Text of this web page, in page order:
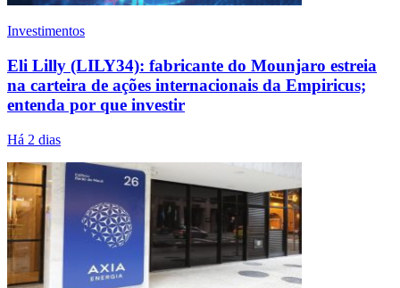
Investimentos
Eli Lilly (LILY34): fabricante do Mounjaro estreia
na carteira de ações internacionais da Empiricus;
entenda por que investir
Há 2 dias